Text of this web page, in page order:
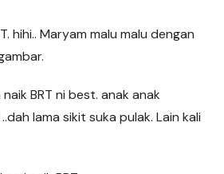
hihi.. Maryam malu malu dengan
BRT ni best. anak anak
lama sikit suka pulak. Lain kali